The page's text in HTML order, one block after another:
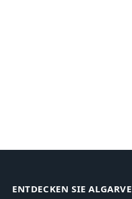
ENTDECKEN SIE ALGARVE